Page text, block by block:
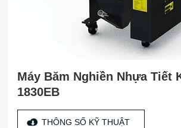
Máy Băm Nghiền Nhựa Tiết
1830EB
THÔNG SỐ KỸ THUẬT